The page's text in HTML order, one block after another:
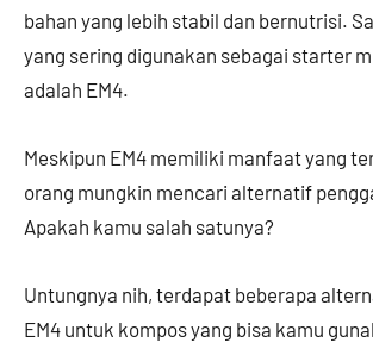
bahan yang lebih stabil dan bernutrisi.
yang sering digunakan sebagai starter
adalah EM4.
Meskipun EM4 memiliki manfaat yang
orang mungkin mencari alternatif
Apakah kamu salah satunya?
Untungnya nih, terdapat beberapa
EM4 untuk kompos yang bisa kamu